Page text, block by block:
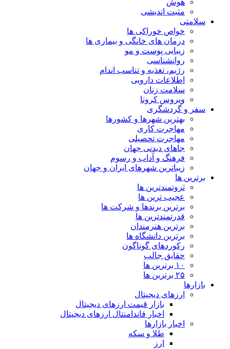
مثبت اندیشی
سلامتی
خواص خوراکی ها
درمان های خانگی و بیماری ها
زیبایی پوست و مو
روانشناسی
رژیم، تغذیه و تناسب اندام
اطلاعات دارویی
سلامت زنان
ویروس کرونا
سفر و گردشگری
بهترین شهرها و کشورها
مهاجرت کاری
مهاجرت تحصیلی
جاهای دیدنی جهان
فرهنگ و آداب و رسوم
زیباترین شهرهای ایران و جهان
برترین ها
ثروتمندترین ها
عجیب ترین ها
برترین برندها و شرکت ها
قدرتمندترین ها
برترین هنرمندان
برترین دانشگاه ها
رکوردهای گوناگون
حقایق جالب
۱۰ برترین ها
۲۵ برترین ها
بازارها
ارزهای دیجیتال
بازار قیمت ارزهای دیجیتال
اخبار فاندامنتال ارزهای دیجیتال
اخبار بازارها
طلا و سکه
ارز